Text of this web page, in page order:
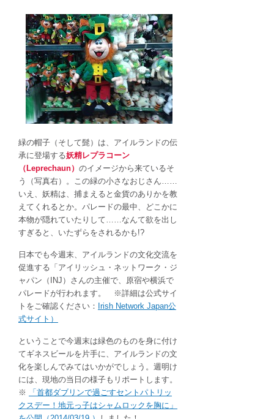
緑の帽子（そして髭）は、アイルランドの伝
承に登場する妖精レプラコーン
（Leprechaun） のイメージから来ているそ
う（写真右）。この緑の小さなおじさん……
いえ、妖精は、捕まえると金貨のありかを教
えてくれるとか。パレードの最中、どこかに
本物が隠れていたりして……なんて欲を出し
すぎると、いたずらをされるかも!?
日本でも今週末、アイルランドの文化交流を
促進する「アイリッシュ・ネットワーク・ジ
ャパン（INJ）さんの主催で、原宿や横浜で
パレードが行われます。 ※詳細は公式サイ
トをご確認ください： Irish Network Japan公
式サイト）
ということで今週末は緑色のものを身に付け
てギネスビールを片手に、アイルランドの文
化を楽しんでみてはいかがでしょう。週明け
には、現地の当日の様子もリポートします。
※
「首都ダブリンで過ごすセントパトリッ
クスデー！地元っ子はシャムロックを胸に」